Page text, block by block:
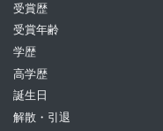
受賞歴
受賞年齢
学歴
高学歴
誕生日
解散・引退